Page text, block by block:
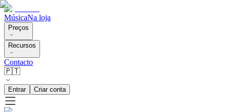
MúsicaNa loja
Preços
Recursos
Contacto
🇵🇹
Entrar Criar conta